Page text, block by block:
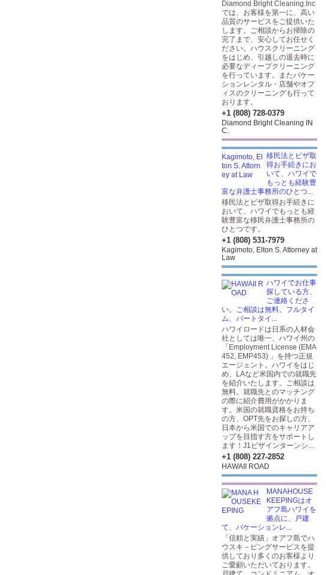
Diamond Bright Cleaning.Inc
では、お客様を第一に、高い
品質のサービスをご提供いた
します。ご相談からお掃除の
完了まで、安心してお任せく
ださい。ハウスクリーニング
をはじめ、引越しの退去時に
必要なディープクリーニング
を行っています。またバケー
ションレンタル・店舗やオフ
ィスのクリーニングも行って
おります。
+1 (808) 728-0379
Diamond Bright Cleaning IN
C.
移民法とビザ取
得お手続きにお
いて、ハワイで
もっとも経験豊
富な弁護士事務所のひとつ...
移民法とビザ取得お手続きに
おいて、ハワイでもっとも経
験豊富な移民弁護士事務所の
ひとつです。
+1 (808) 531-7979
Kagimoto, Elton S. Attorney at
Law
ハワイでお仕事
探している方、
ご連絡くださ
い。ご相談は無料。フルタイ
ム、パートタイ...
ハワイロードは日系の人材会
社としては唯一、ハワイ州の
「Employment License (EMA
452, EMP453) 」を持つ正規
エージェント。ハワイをはじ
め、LAなど米国内での就職先
を紹介いたします。ご相談は
無料。就職先とのマッチング
の際に紹介費用がかかりま
す。米国の就職資格をお持ち
の方、OPT先をお探しの方、
日本から米国でのキャリアア
ップを目指す方をサポートし
ます！J1ビザインターンシ...
+1 (808) 227-2852
HAWAII ROAD
MANAHOUSE
KEEPINGはオ
アフ島ハワイを
拠点に、戸建
て、バケーションレ...
「信頼と実績」オアフ島でハ
ウスキ－ピングサービスを提
供しており多くのお客様より
ご愛顧いただいております。